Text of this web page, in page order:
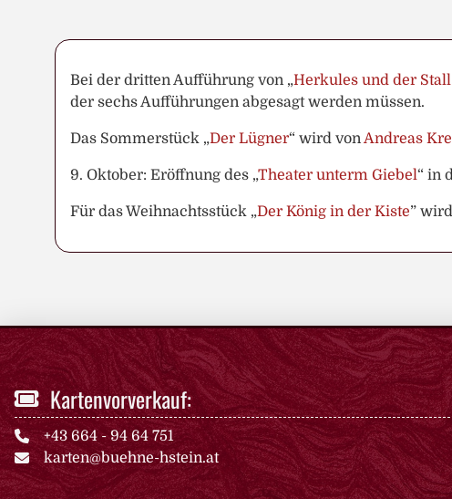
Bei der dritten Aufführung von „Herkules und der
der sechs Aufführungen abgesagt werden müssen.
Das Sommerstück „Der Lügner“ wird vonAndreas
9. Oktober: Eröffnung des „Theater unterm Giebel“ in
Für das Weihnachtsstück „Der König in der Kiste”
Kartenvorverkauf:
+43 664 - 94 64 751
karten@buehne-hstein.at